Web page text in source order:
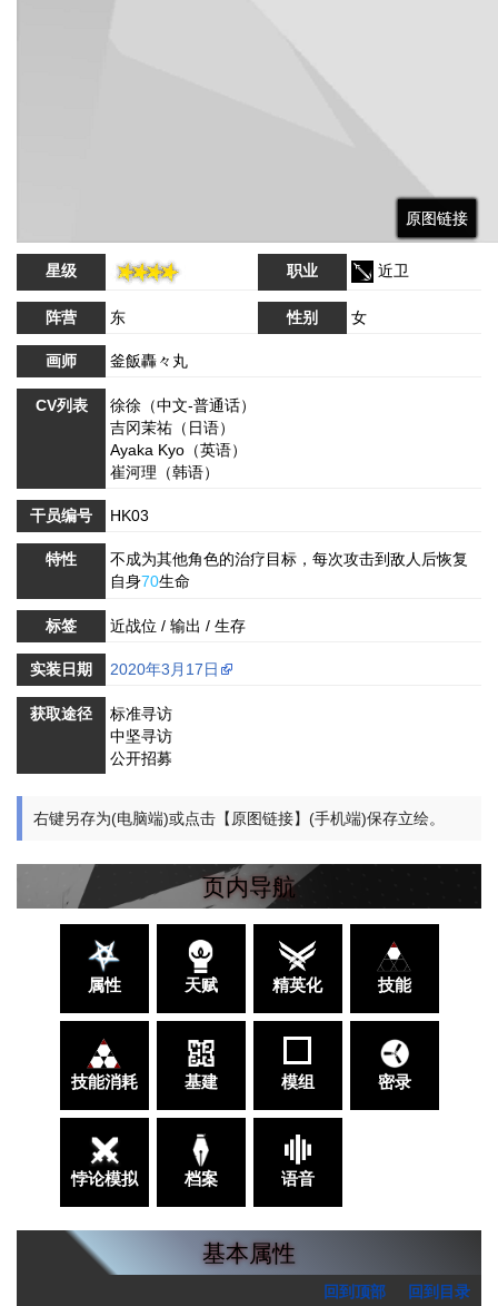
原图链接
原图链接
原图链接
原图链接
星级 职业 近卫
阵营 东 性别 女
画师 釜飯轟々丸
CV列表
徐徐（中文-普通话）
吉冈茉祐（日语）
Ayaka Kyo（英语）
崔河理（韩语）
干员编号 HK03
特性
不成为其他角色的治疗目标，每次攻击到敌人后恢复
自身70生命
标签 近战位 / 输出 / 生存
实装日期 2020年3月17日
获取途径
标准寻访
中坚寻访
公开招募
右键另存为(电脑端)或点击【原图链接】(手机端)保存立绘。
页内导航
属性 天赋 精英化 技能
技能消耗 基建 模组 密录
悖论模拟 档案 语音
基本属性
回到顶部 回到目录